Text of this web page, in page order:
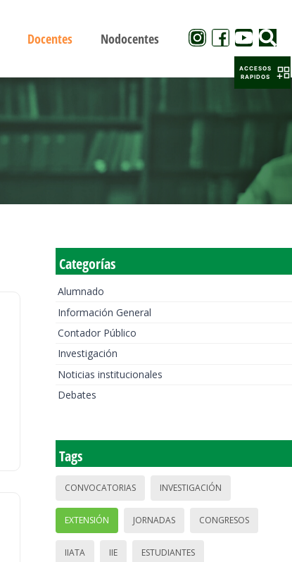
Docentes Nodocentes
Categorías
Alumnado
Información General
Contador Público
Investigación
Noticias institucionales
Debates
Tags
CONVOCATORIAS INVESTIGACIÓN
EXTENSIÓN JORNADAS CONGRESOS
IIATA IIE ESTUDIANTES
ACCESOS
RAPIDOS